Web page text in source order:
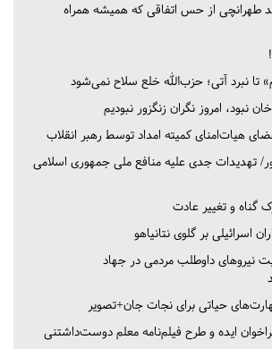
طهرانچی از حس اتفاقی که همیشه همراه
تا نبرد آتی؛ حزب‌الله خلع سلاح نمی‌شود
نبود، امروز نگران زنگزور نبودیم
هیات‌امنای کمیته امداد توسط رهبر انقلاب
تهدیدات جدی علیه منافع ملی جمهوری اسلامی
گناه و تغییر عادت
اسرائیلی بر گلوی نتانیاهو
نیروهای داوطلب مردمی در جهاد
حیاتی برای نجات جان+تصویر
ایده و طرح فیلم‌نامه معلم دوست‌داشتنی